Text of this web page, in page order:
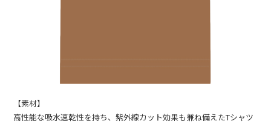
【素材】
高性能な吸水速乾性を持ち、紫外線カット効果も兼ね備えたTシャツ